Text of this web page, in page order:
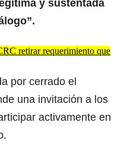
y sustentada
retirar requerimiento que
por cerrado el
una invitación a los
activamente en